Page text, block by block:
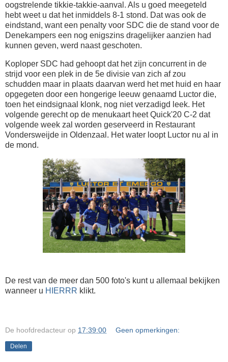
oogstrelende tikkie-takkie-aanval. Als u goed meegeteld
hebt weet u dat het inmiddels 8-1 stond. Dat was ook de
eindstand, want een penalty voor SDC die de stand voor de
Denekampers een nog enigszins dragelijker aanzien had
kunnen geven, werd naast geschoten.
Koploper SDC had gehoopt dat het zijn concurrent in de
strijd voor een plek in de 5e divisie van zich af zou
schudden maar in plaats daarvan werd het met huid en haar
opgegeten door een hongerige leeuw genaamd Luctor die,
toen het eindsignaal klonk, nog niet verzadigd leek. Het
volgende gerecht op de menukaart heet Quick'20 C-2 dat
volgende week zal worden geserveerd in Restaurant
Vondersweijde in Oldenzaal. Het water loopt Luctor nu al in
de mond.
De rest van de meer dan 500 foto's kunt u allemaal bekijken
wanneer u HIERRR klikt.
De hoofdredacteur op 17:39:00 Geen opmerkingen:
Delen